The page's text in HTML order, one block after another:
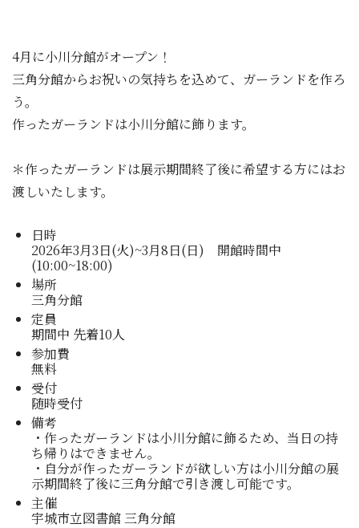
4月に小川分館がオープン！
三角分館からお祝いの気持ちを込めて、ガーランドを作ろ
う。
作ったガーランドは小川分館に飾ります。
＊作ったガーランドは展示期間終了後に希望する方にはお
渡しいたします。
日時
2026年3月3日(火)~3月8日(日) 開館時間中
(10:00~18:00)
場所
三角分館
定員
期間中 先着10人
参加費
無料
受付
随時受付
備考
・作ったガーランドは小川分館に飾るため、当日の持
ち帰りはできません。
・自分が作ったガーランドが欲しい方は小川分館の展
示期間終了後に三角分館で引き渡し可能です。
主催
宇城市立図書館 三角分館